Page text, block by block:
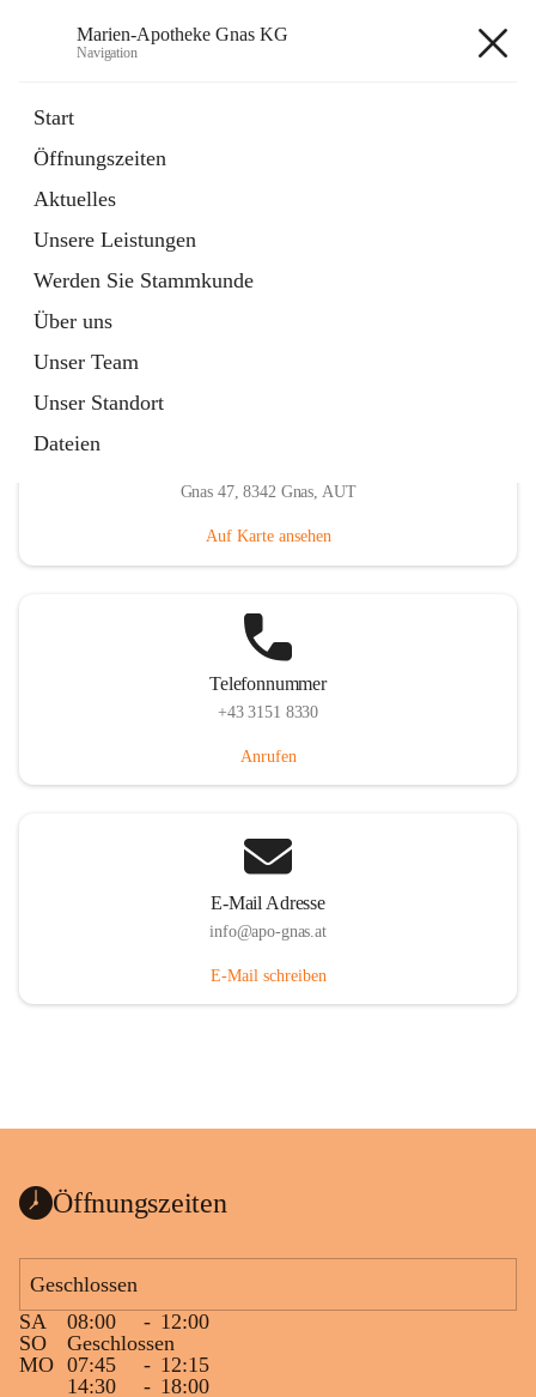
Marien-Apotheke Gnas KG
Navigation
Start
Öffnungszeiten
Aktuelles
Unsere Leistungen
Werden Sie Stammkunde
Über uns
Unser Team
Unser Standort
Dateien
Externe Webseite
in
Tab
Ärztliche Bereitschaftsdienste
Externe Webseite
öffnet
in
neuem
Tab
Gnas 47, 8342 Gnas, AUT
Auf Karte ansehen
Telefonnummer
+43 3151 8330
Anrufen
E-Mail Adresse
info@apo-gnas.at
E-Mail schreiben
Öffnungszeiten
Geschlossen
SA
08:00 - 12:00
SO
Geschlossen
MO 07:45 - 12:15
14:30
- 18:00